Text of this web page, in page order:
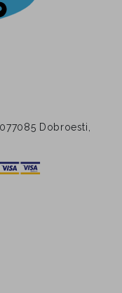
Dobroesti,